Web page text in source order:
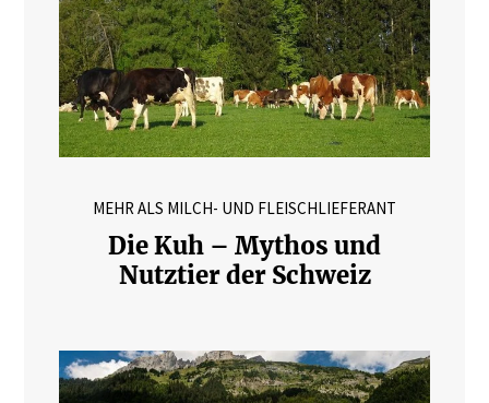
MEHR ALS MILCH- UND FLEISCHLIEFERANT
Die Kuh – Mythos und
Nutztier der Schweiz